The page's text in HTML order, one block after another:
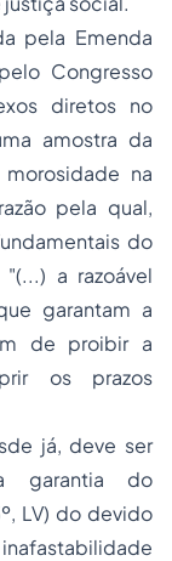
pela Emenda
Congresso
diretos no
amostra da
na
pela qual,
do
a razoável
garantam a
de proibir a
os prazos
já, deve ser
garantia do
LV) do devido